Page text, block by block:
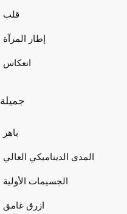
قلب
إطار المرآة
انعكاس
جميلة
باهر
المدى الديناميكي العالي
الجسيمات الأولية
ازرق غامق